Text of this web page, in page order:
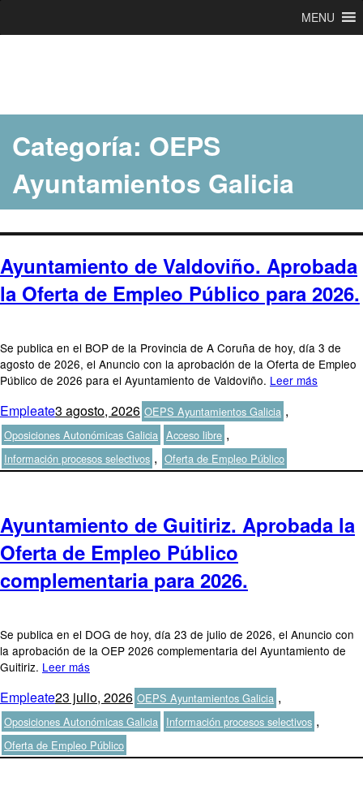
contenido
MENU
Categoría: OEPS
Ayuntamientos Galicia
Ayuntamiento de Valdoviño. Aprobada
la Oferta de Empleo Público para 2026.
Se publica en el BOP de la Provincia de A Coruña de hoy, día 3 de
agosto de 2026, el Anuncio con la aprobación de la Oferta de Empleo
Público de 2026 para el Ayuntamiento de Valdoviño. Leer más
Autor
EmpleatePublicado
el
3 agosto, 2026Categorías
OEPS Ayuntamientos Galicia ,
Oposiciones Autonómicas Galicia Etiquetas
Acceso libre ,
Información procesos selectivos , Oferta de Empleo Público
Ayuntamiento de Guitiriz. Aprobada la
Oferta de Empleo Público
complementaria para 2026.
Se publica en el DOG de hoy, día 23 de julio de 2026, el Anuncio con
la aprobación de la OEP 2026 complementaria del Ayuntamiento de
Guitiriz. Leer más
Autor
EmpleatePublicado
el
23 julio, 2026Categorías
OEPS Ayuntamientos Galicia ,
Oposiciones Autonómicas Galicia Etiquetas
Información procesos selectivos ,
Oferta de Empleo Público